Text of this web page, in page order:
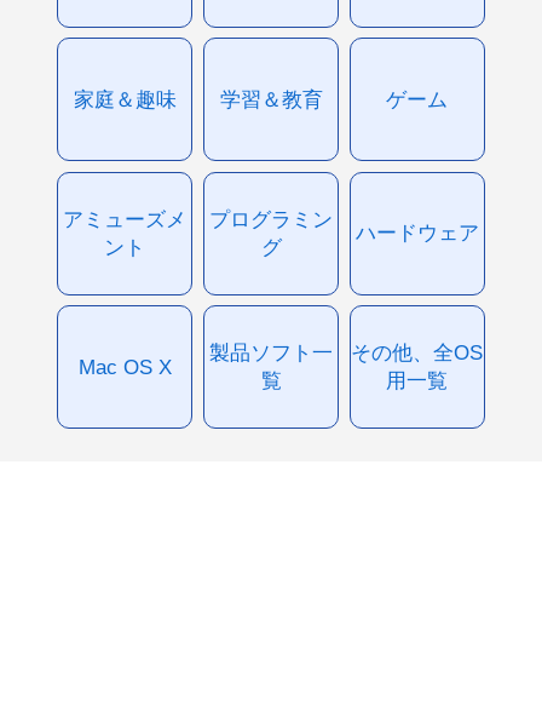
家庭＆趣味 学習＆教育 ゲーム
アミューズメ
ント
プログラミン
グ
ハードウェア
Mac OS X
製品ソフト一
覧
その他、全OS
用一覧